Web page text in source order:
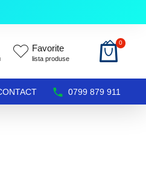
Favorite
lista produse
0
0799 879 911